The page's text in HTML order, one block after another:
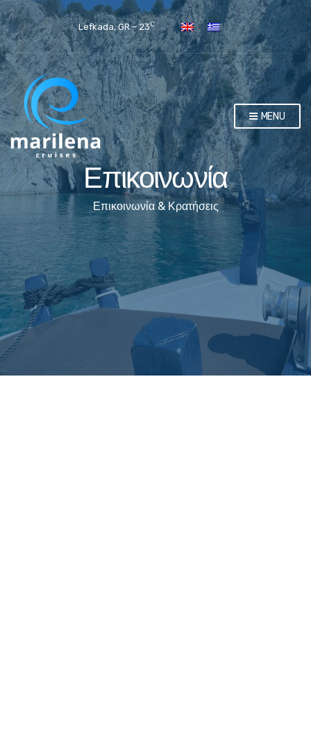
Lefkada, GR – 23C
MENU
Επικοινωνία
Επικοινωνία & Κρατήσεις